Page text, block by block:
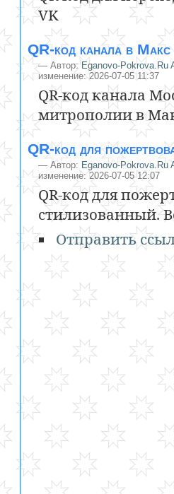
VK
QR-код канала в Макс
—Автор: Eganovo-Pokrova.Ru
изменение: 2026-07-05 11:37
QR-код канала
митрополии в
QR-код для
—Автор: Eganovo-Pokrova.Ru
изменение: 2026-07-05 12:07
QR-код для
стилизованный.
Отправить